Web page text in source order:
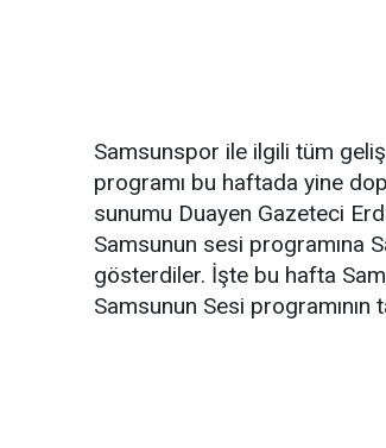
Samsunspor ile ilgili tüm
programı bu haftada yine
sunumu Duayen Gazeteci
Samsunun sesi programına
gösterdiler. İşte bu hafta
Samsunun Sesi programının